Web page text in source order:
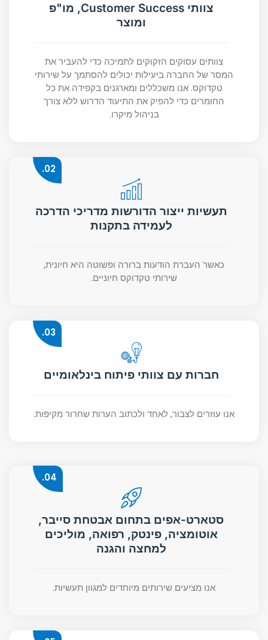
צוותי Customer Success, מו"פ
ומוצר
צוותים עסוקים הזקוקים לתמיכה כדי להעביר את
המסר של החברה ביעילות יכולים להסתמך על שירותי
טקדוקס. אנו משכללים ומארגנים בקפידה את כל
החומרים כדי להפיק את התיעוד הדרוש ללא צורך
בניהול מיקרו.
02.
תעשיות ייצור הדורשות מדריכי הדרכה
לעמידה בתקנות
כאשר העברת הודעות ברורה ופשוטה היא חיונית,
שירותי טקדוקס חיוניים.
03.
חברות עם צוותי פיתוח בינלאומיים
אנו עוזרים לצבור, לאחד ולכתוב הערות שחרור מקיפות.
04.
סטארט-אפים בתחום אבטחת סייבר,
אוטומציה, פינטק, רפואה, מוליכים
למחצה והגנה
אנו מציעים שירותים מיוחדים למגוון תעשיות.